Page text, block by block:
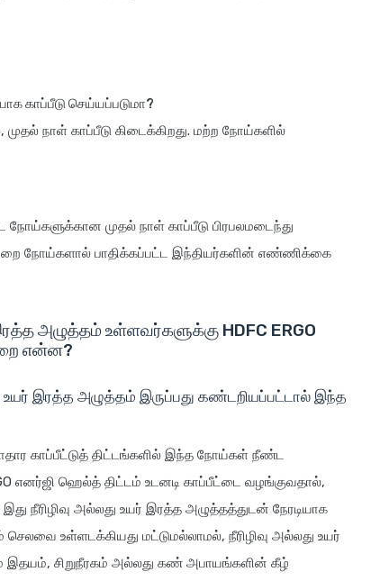
காப்பீடு செய்யப்படுமா?
முதல் நாள் காப்பீடு கிடைக்கிறது. மற்ற நோய்களில்
நோய்களுக்கான முதல் நாள் காப்பீடு பிரபலமடைந்து
நோய்களால் பாதிக்கப்பட்ட இந்தியர்களின் எண்ணிக்கை
அழுத்தம் உள்ளவர்களுக்கு HDFC ERGO
என்ன?
உயர் இரத்த அழுத்தம் இருப்பது கண்டறியப்பட்டால் இந்த
காப்பீட்டுத் திட்டங்களில் இந்த நோய்கள் நீண்ட
எனர்ஜி ஹெல்த் திட்டம் உடனடி காப்பீட்டை வழங்குவதால்,
நீரிழிவு அல்லது உயர் இரத்த அழுத்தத்துடன் நேரடியாக
உள்ளடக்கியது மட்டுமல்லாமல், நீரிழிவு அல்லது உயர்
இதயம், சிறுநீரகம் அல்லது கண் அபாயங்களின் கீழ்